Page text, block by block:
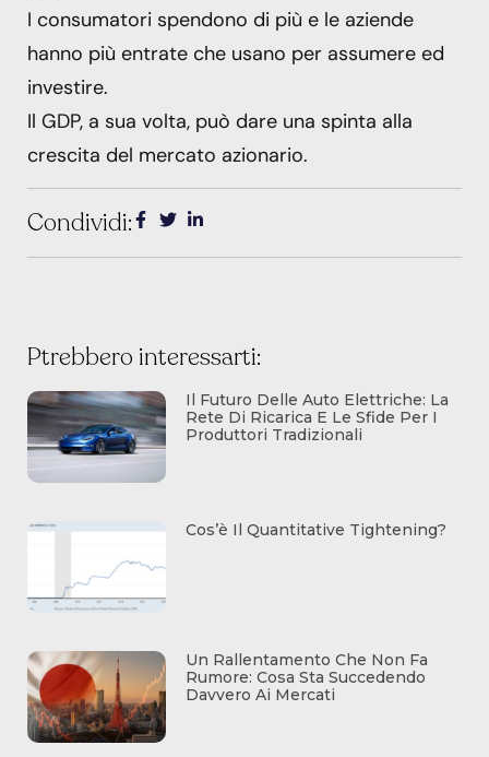
I consumatori spendono di più e le aziende
hanno più entrate che usano per assumere ed
investire.
Il GDP, a sua volta, può dare una spinta alla
crescita del mercato azionario.
Condividi:
Ptrebbero interessarti:
Il Futuro Delle Auto Elettriche: La
Rete Di Ricarica E Le Sfide Per I
Produttori Tradizionali
Cos’è Il Quantitative Tightening?
Un Rallentamento Che Non Fa
Rumore: Cosa Sta Succedendo
Davvero Ai Mercati